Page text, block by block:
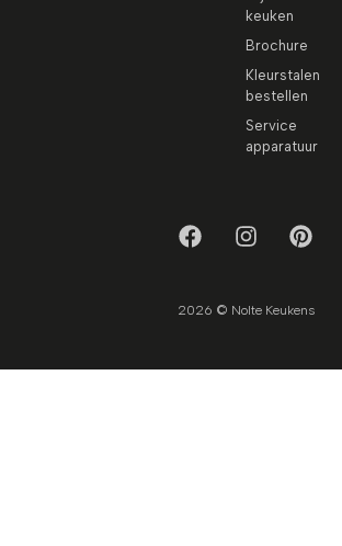
keuken
Brochure
Kleurstalen
bestellen
Service
apparatuur
2026 © Nolte Keukens